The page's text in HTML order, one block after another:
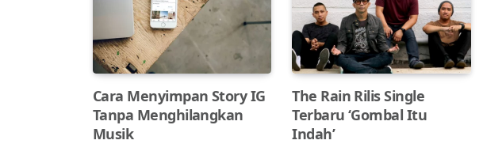
Cara Menyimpan Story IG
Tanpa Menghilangkan
Musik
The Rain Rilis Single
Terbaru ‘Gombal Itu
Indah’